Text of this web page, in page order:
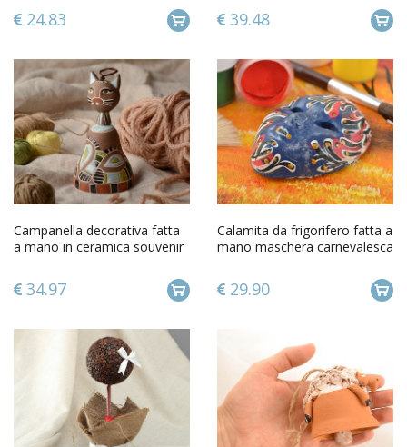
24.83 39.48
Campanella decorativa fatta
a mano in ceramica souvenir
34.97
Calamita da frigorifero fatta a
mano maschera carnevalesca
29.90